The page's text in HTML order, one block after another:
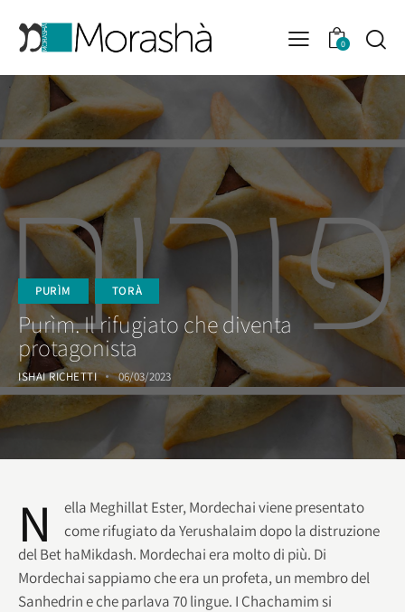
0
PURÌM TORÀ
Purìm. Il rifugiato che diventa
protagonista
ISHAI RICHETTI 06/03/2023
N
ella Meghillat Ester, Mordechai viene presentato
come rifugiato da Yerushalaim dopo la distruzione
del Bet haMikdash. Mordechai era molto di più. Di
Mordechai sappiamo che era un profeta, un membro del
Sanhedrin e che parlava 70 lingue. I Chachamim si